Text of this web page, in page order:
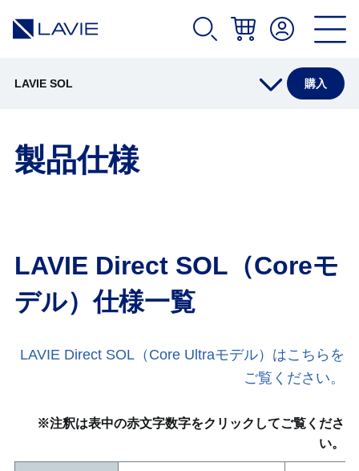
LAVIE SOL 購入
仕様(Web限定 Coreモデル)
オプション
製品仕様
LAVIE Direct SOL（Coreモ
デル）仕様一覧
LAVIE Direct SOL（Core Ultraモデル）はこちらを
ご覧ください。
※注釈は表中の赤文字数字をクリックしてご覧くださ
い。